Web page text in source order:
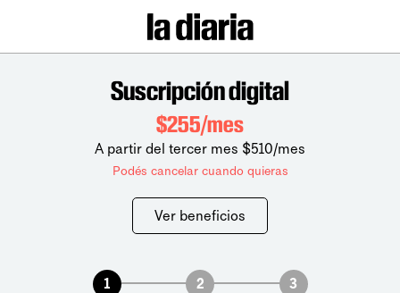
Suscripción digital
$255/mes
A partir del tercer mes $510/mes
Podés cancelar cuando quieras
Ver beneficios
1 2 3